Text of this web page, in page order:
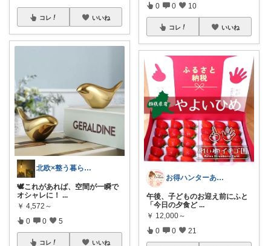
コレ いいね
北欧×整う暮らし｜ハル
🕊️これがあれば、空間が一瞬で
オシャレに！ ...
￥ 4,572～
0 0 5
コレ いいね
0 0 10
コレ いいね
お得ハンターあや🛒今日もお得日和🛒
午後、子どものお迎え前にふと
「今日の夕食ど ...
￥ 12,000～
0 0 21